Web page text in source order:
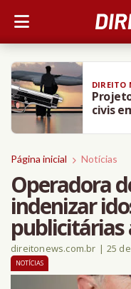
DIREITO
civis
Página inicial Notícias
Operadora
indenizar
publicitárias
direitonews.com.br | 25
NOTÍCIAS